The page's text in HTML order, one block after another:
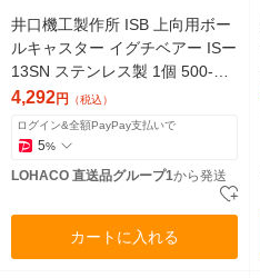
井口機工製作所 ISB 上向用ボー
ルキャスター イグチベアー ISー
13SN ステンレス製 1個 500-27
61（直送品）
4,292円 （税込）
ログイン&全額PayPay支払いで
5%
LOHACO 直送品グループ1から発送
カートに入れる